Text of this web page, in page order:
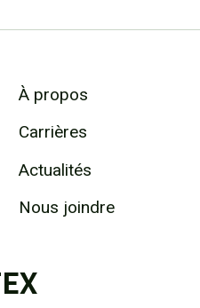
À propos
Carrières
Actualités
Nous joindre